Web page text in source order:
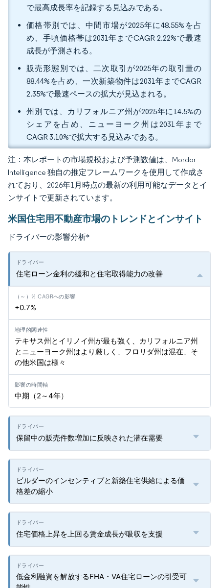
で最高成長率を記録する見込みである。
価格帯別では、中間市場が2025年に48.55%を占
め、手頃価格帯は2031年までCAGR 2.22%で最速
成長が予測される。
販売形態別では、二次取引が2025年の取引量の
88.44%を占め、一次新築物件は2031年までCAGR
2.35%で最速ペースの拡大が見込まれる。
州別では、カリフォルニア州が2025年に14.5%の
シェアを占め、ニューヨーク州は2031年まで
CAGR 3.10%で拡大する見込みである。
注：本レポートの市場規模および予測数値は、Mordor
Intelligence 独自の推定フレームワークを使用して作成さ
れており、2026年1月時点の最新の利用可能なデータとイ
ンサイトで更新されています。
米国住宅用不動産市場のトレンドとインサイト
ドライバーの影響分析*
住宅ローン金利の緩和と住宅取得能力の改善
+0.7%
テキサス州とイリノイ州が最も強く、カリフォルニア州
とニューヨーク州はより厳しく、フロリダ州は混在、そ
の他米国は様々
中期（2～4年）
保留中の販売件数増加に反映された潜在需要
ビルダーのインセンティブと新築住宅供給による価
格差の縮小
住宅価格上昇を上回る賃金成長が吸収を支援
低金利融資を解放するFHA・VA住宅ローンの引受可